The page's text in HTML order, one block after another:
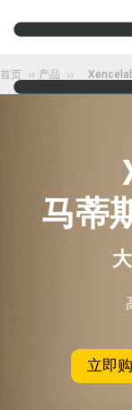
首页 产品
马蒂
立即